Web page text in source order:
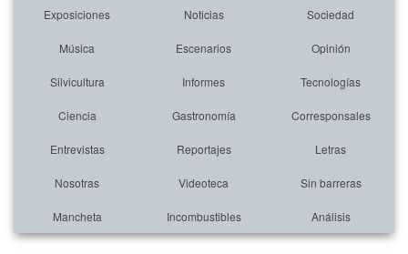
Exposiciones Noticias Sociedad
Música Escenarios Opinión
Silvicultura Informes Tecnologías
Ciencia Gastronomía Corresponsales
Entrevistas Reportajes Letras
Nosotras Videoteca Sin barreras
Mancheta Incombustibles Análisis